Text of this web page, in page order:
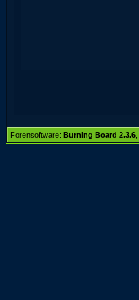
Forensoftware: Burning Board 2.3.6